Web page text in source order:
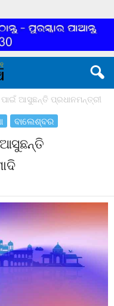
ପାଇଁ ଆସୁଛନ୍ତି ପ୍ରଧାନମନ୍ତ୍ରୀ
ବାଲେଶ୍ବର
ଆସୁଛନ୍ତି